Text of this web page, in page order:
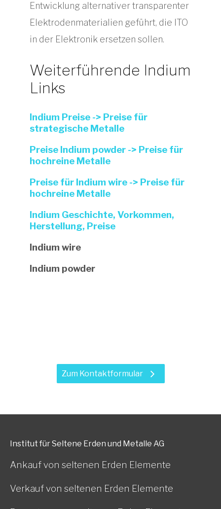
Entwicklung alternativer transparenter
Elektrodenmaterialien geführt, die ITO
in der Elektronik ersetzen sollen.
Weiterführende Indium
Links
Indium Preise -> Preise für
strategische Metalle
Preise Indium powder -> Preise für
hochreine Metalle
Preise für Indium wire -> Preise für
hochreine Metalle
Indium Geschichte, Vorkommen,
Herstellung, Preise
Indium wire
Indium powder
Zum Kontaktformular
Institut für Seltene Erden und Metalle AG
Ankauf von seltenen Erden Elemente
Verkauf von seltenen Erden Elemente